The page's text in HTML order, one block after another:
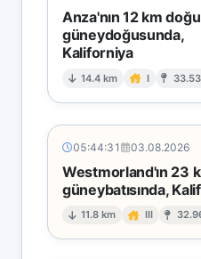
Anza'nın 12 km
güneydoğusunda,
Kaliforniya
14.4 km I
05:44:31 03.08.2026
Westmorland'ın 23
güneybatısında,
11.8 km III